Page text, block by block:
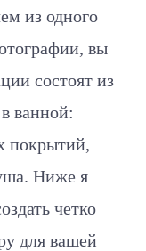
из одного
вы
состоят из
ванной:
покрытий,
Ниже я
четко
для вашей